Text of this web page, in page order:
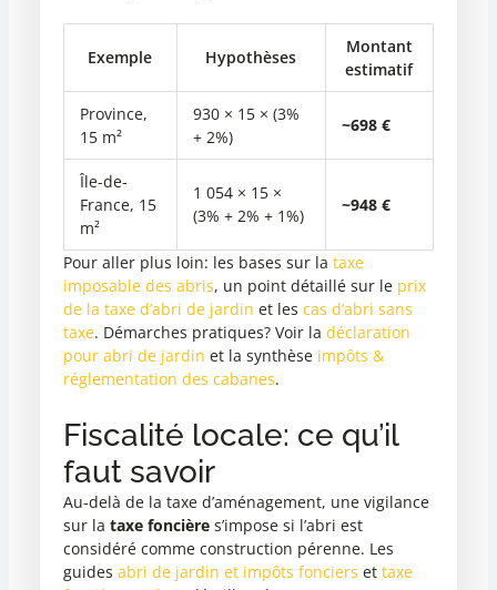
Exemple Hypothèses
Montant
estimatif
Province,
15 m²
930 × 15 × (3%
+ 2%)
~698 €
Île-de-
France, 15
m²
1 054 × 15 ×
(3% + 2% + 1%)
~948 €
Pour aller plus loin: les bases sur la taxe
imposable des abris, un point détaillé sur le prix
de la taxe d’abri de jardin et les cas d’abri sans
taxe. Démarches pratiques? Voir la déclaration
pour abri de jardin et la synthèse impôts &
réglementation des cabanes.
Fiscalité locale: ce qu’il
faut savoir
Au-delà de la taxe d’aménagement, une vigilance
sur la taxe foncières’impose si l’abri est
considéré comme construction pérenne. Les
guides abri de jardin et impôts fonciers et taxe